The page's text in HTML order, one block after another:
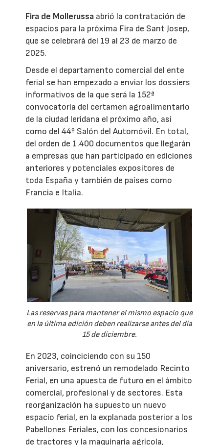
Fira de Mollerussa abrió la contratación de
espacios para la próxima Fira de Sant Josep,
que se celebrará del 19 al 23 de marzo de
2025.
Desde el departamento comercial del ente
ferial se han empezado a enviar los dossiers
informativos de la que será la 152ª
convocatoria del certamen agroalimentario
de la ciudad leridana el próximo año, así
como del 44º Salón del Automóvil. En total,
del orden de 1.400 documentos que llegarán
a empresas que han participado en ediciones
anteriores y potenciales expositores de
toda España y también de países como
Francia e Italia.
Las reservas para mantener el mismo espacio que
en la última edición deben realizarse antes del día
15 de diciembre.
En 2023, coinciciendo con su 150
aniversario, estrenó un remodelado Recinto
Ferial, en una apuesta de futuro en el ámbito
comercial, profesional y de sectores. Esta
reorganización ha supuesto un nuevo
espacio ferial, en la explanada posterior a los
Pabellones Feriales, con los concesionarios
de tractores y la maquinaria agrícola,